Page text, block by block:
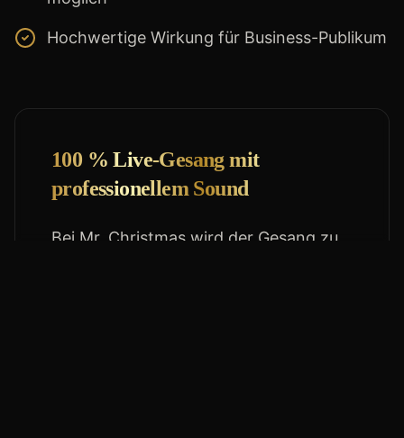
Hochwertige Wirkung für Business-Publikum
100 % Live-Gesang mit
professionellem Sound
Bei Mr. Christmas wird der Gesang zu